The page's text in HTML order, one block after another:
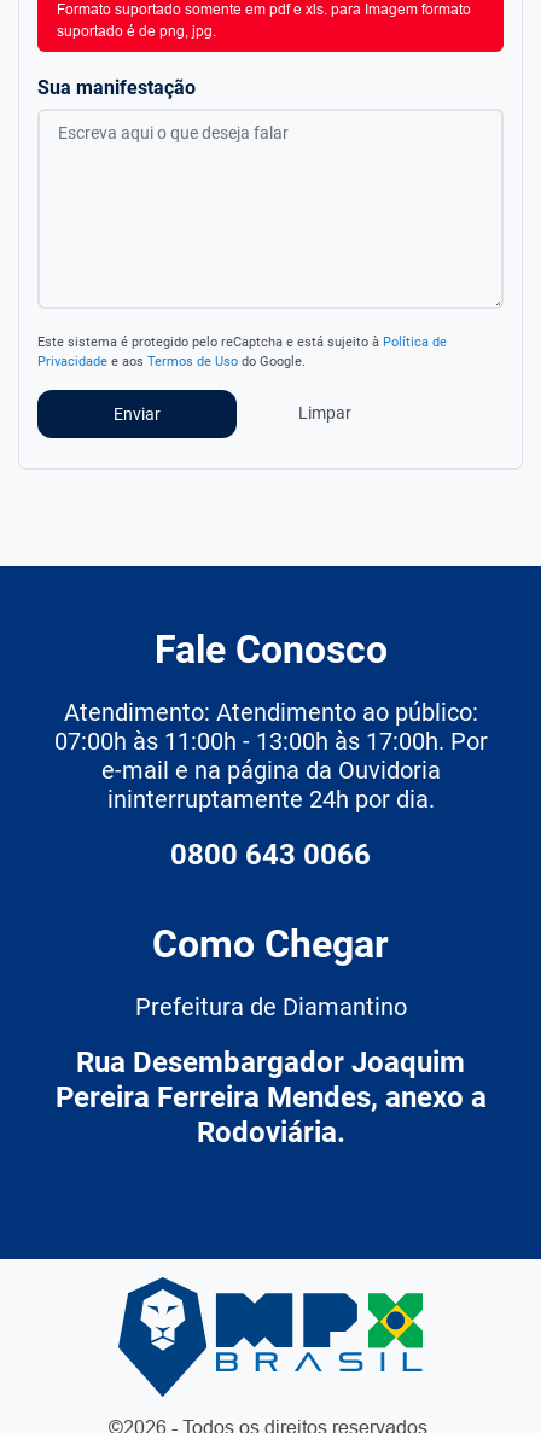
Formato suportado somente em pdf e xls. para Imagem formato
suportado é de png, jpg.
Sua manifestação
Este sistema é protegido pelo reCaptcha e está sujeito à Política de
Privacidade e aos Termos de Uso do Google.
Enviar Limpar
Fale Conosco
Atendimento: Atendimento ao público:
07:00h às 11:00h - 13:00h às 17:00h. Por
e-mail e na página da Ouvidoria
ininterruptamente 24h por dia.
0800 643 0066
Como Chegar
Prefeitura de Diamantino
Rua Desembargador Joaquim
Pereira Ferreira Mendes, anexo a
Rodoviária.
©2026 - Todos os direitos reservados.